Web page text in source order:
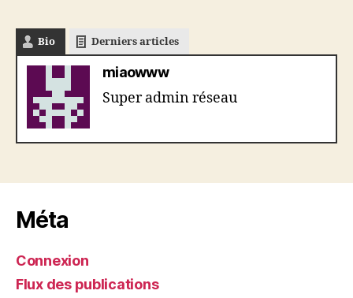
Bio Derniers articles
miaowww
Super admin réseau
Méta
Connexion
Flux des publications